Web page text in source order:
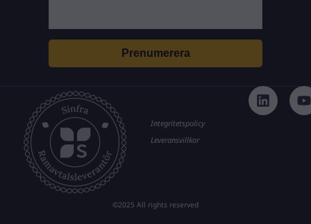
i
n
o
u
Integritetspolicy
Leveransvillkor
©2025 All rights reserved